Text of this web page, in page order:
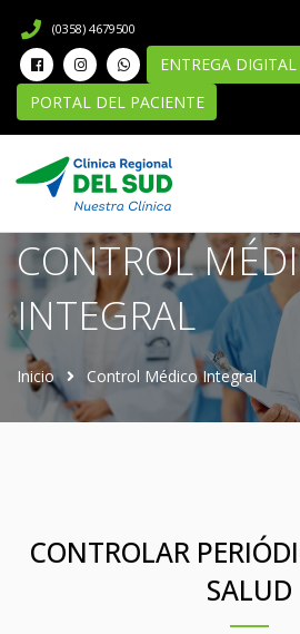
(0358) 4679500
ENTREGA DIGITAL
PORTAL DEL PACIENTE
Servicios
CONTROL
INTEGRAL
Inicio Control Médico Integral
CONTROLAR
SALUD